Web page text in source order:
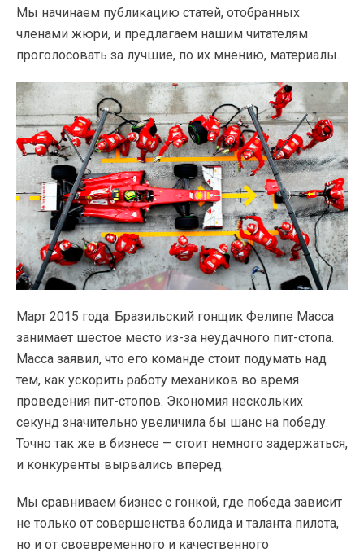
Мы начинаем публикацию статей, отобранных
членами жюри, и предлагаем нашим читателям
проголосовать за лучшие, по их мнению, материалы.
Март 2015 года. Бразильский гонщик Фелипе Масса
занимает шестое место из-за неудачного пит-стопа.
Масса заявил, что его команде стоит подумать над
тем, как ускорить работу механиков во время
проведения пит-стопов. Экономия нескольких
секунд значительно увеличила бы шанс на победу.
Точно так же в бизнесе — стоит немного задержаться,
и конкуренты вырвались вперед.
Мы сравниваем бизнес с гонкой, где победа зависит
не только от совершенства болида и таланта пилота,
но и от своевременного и качественного